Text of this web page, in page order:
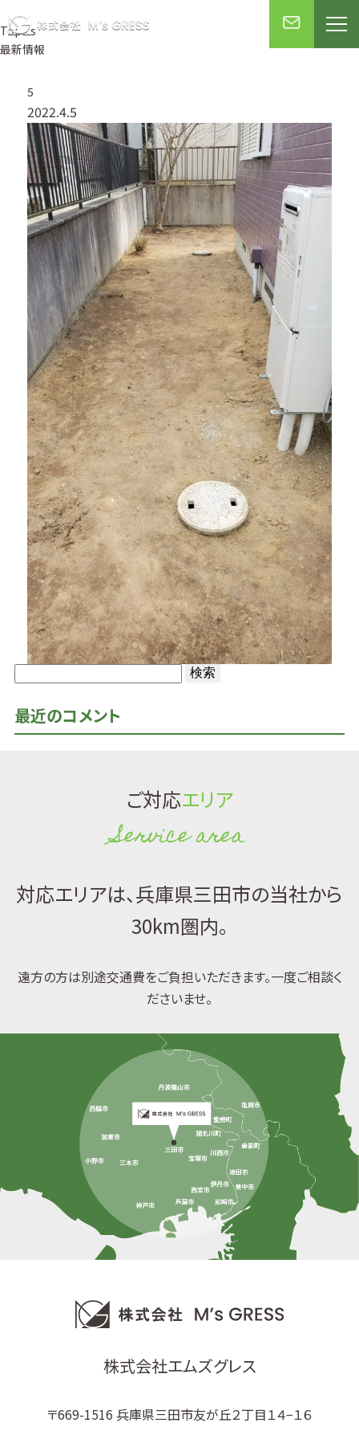
Topics
最新情報
最近のコメント
5
2022.4.5
ご対応エリア
Service area
対応エリアは、兵庫県三田市の当社から
30km圏内。
遠方の方は別途交通費をご負担いただきます。一度ご相談く
ださいませ。
株式会社エムズグレス
〒669-1516 兵庫県三田市友が丘２丁目１４−１６